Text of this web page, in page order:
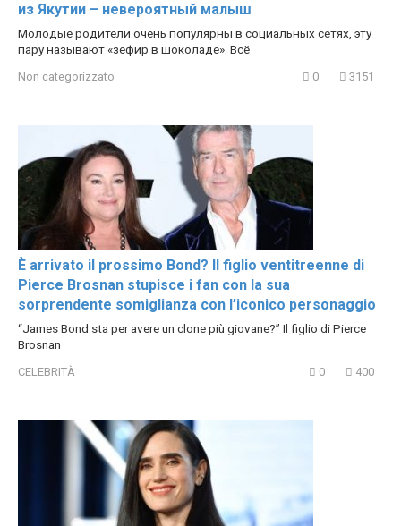
из Якутии – невероятный малыш
Молодые родители очень популярны в социальных сетях, эту
пару называют «зефир в шоколаде». Всё
Non categorizzato 0 3151
È arrivato il prossimo Bond? Il figlio ventitreenne di
Pierce Brosnan stupisce i fan con la sua
sorprendente somiglianza con l’iconico personaggio
“James Bond sta per avere un clone più giovane?” Il figlio di Pierce
Brosnan
CELEBRITÀ 0 400